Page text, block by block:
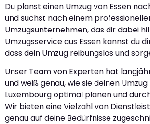
Du planst einen Umzug von Essen
und suchst nach einem
Umzugsunternehmen, das dir dabei
Umzugsservice aus Essen kannst du
dass dein Umzug reibungslos und
Unser Team von Experten hat
und weiß genau, wie sie deinen
Luxembourg optimal planen und
Wir bieten eine Vielzahl von
genau auf deine Bedürfnisse